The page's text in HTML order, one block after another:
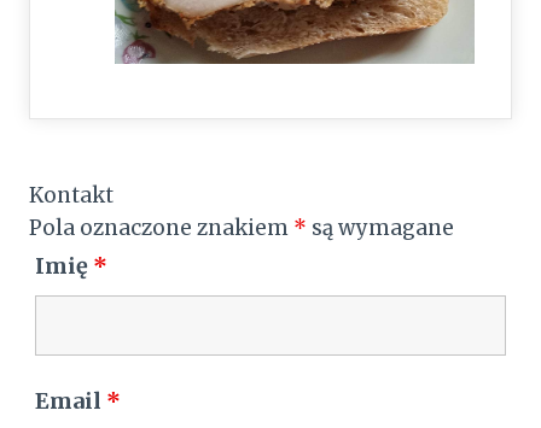
Kontakt
Pola oznaczone znakiem * są wymagane
Imię *
Email *